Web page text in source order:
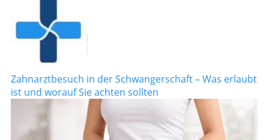
Zahnarztbesuch in der Schwangerschaft – Was erlaubt
ist und worauf Sie achten sollten